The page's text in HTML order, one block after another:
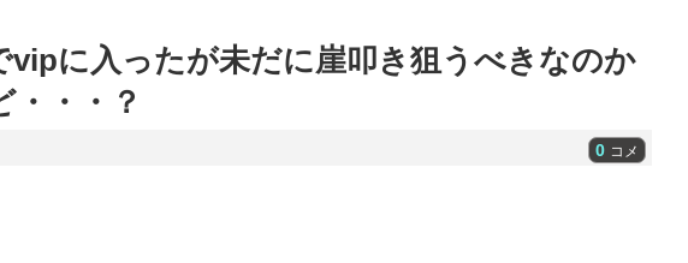
vipに入ったが未だに崖叩き狙うべきなのか
・・？
0 コメ